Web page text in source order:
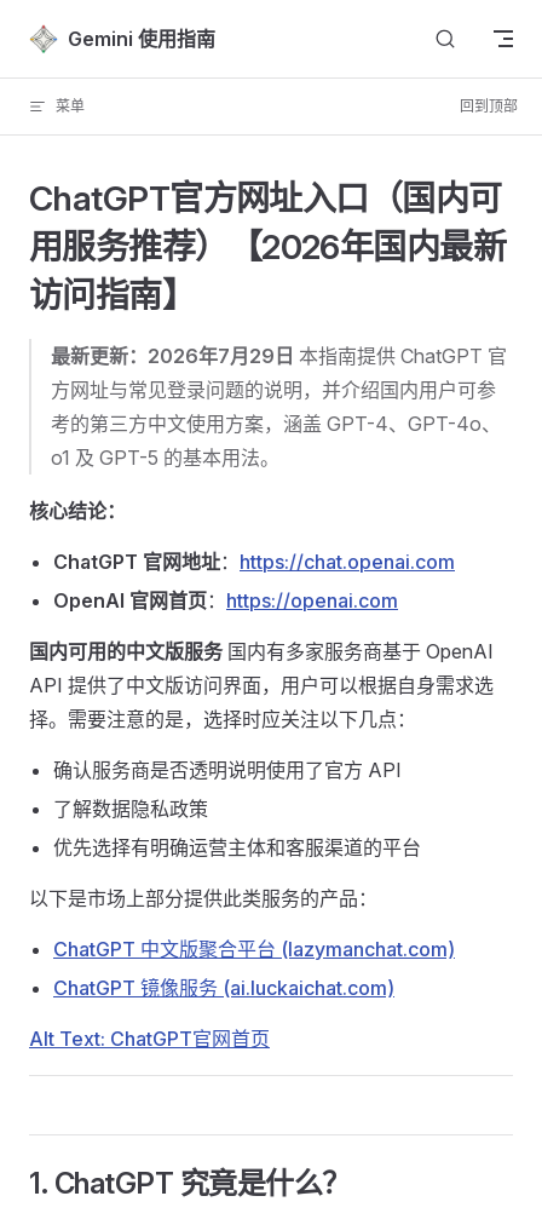
Skip to content
Gemini 使用指南
菜单 回到顶部
ChatGPT官方网址入口（国内可
用服务推荐）【2026年国内最新
访问指南】
最新更新：2026年7月29日 本指南提供 ChatGPT 官
方网址与常见登录问题的说明，并介绍国内用户可参
考的第三方中文使用方案，涵盖 GPT-4、GPT-4o、
o1 及 GPT-5 的基本用法。
核心结论：
ChatGPT 官网地址： https://chat.openai.com
OpenAI 官网首页： https://openai.com
国内可用的中文版服务 国内有多家服务商基于 OpenAI
API 提供了中文版访问界面，用户可以根据自身需求选
择。需要注意的是，选择时应关注以下几点：
确认服务商是否透明说明使用了官方 API
了解数据隐私政策
优先选择有明确运营主体和客服渠道的平台
以下是市场上部分提供此类服务的产品：
ChatGPT 中文版聚合平台 (lazymanchat.com)
ChatGPT 镜像服务 (ai.luckaichat.com)
Alt Text: ChatGPT官网首页
1. ChatGPT 究竟是什么？